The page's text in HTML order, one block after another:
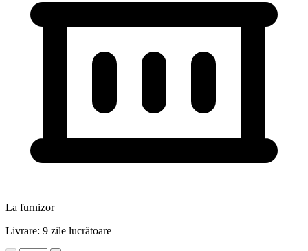
La furnizor
Livrare: 9 zile lucrătoare